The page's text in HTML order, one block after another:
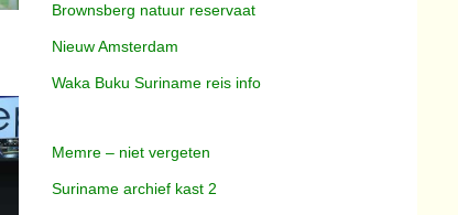
Brownsberg natuur reservaat
Nieuw Amsterdam
Waka Buku Suriname reis info
Memre – niet vergeten
Suriname archief kast 2